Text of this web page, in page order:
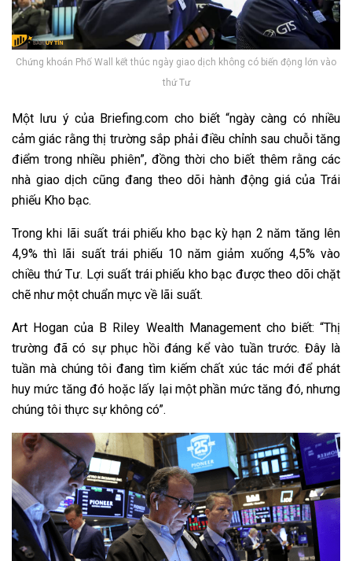
Chứng khoán Phố Wall kết thúc ngày giao dịch không có biến động lớn vào
thứ Tư
Một lưu ý của Briefing.com cho biết “ngày càng có nhiều
cảm giác rằng thị trường sắp phải điều chỉnh sau chuỗi tăng
điểm trong nhiều phiên”, đồng thời cho biết thêm rằng các
nhà giao dịch cũng đang theo dõi hành động giá của Trái
phiếu Kho bạc.
Trong khi lãi suất trái phiếu kho bạc kỳ hạn 2 năm tăng lên
4,9% thì lãi suất trái phiếu 10 năm giảm xuống 4,5% vào
chiều thứ Tư. Lợi suất trái phiếu kho bạc được theo dõi chặt
chẽ như một chuẩn mực về lãi suất.
Art Hogan của B Riley Wealth Management cho biết: “Thị
trường đã có sự phục hồi đáng kể vào tuần trước. Đây là
tuần mà chúng tôi đang tìm kiếm chất xúc tác mới để phát
huy mức tăng đó hoặc lấy lại một phần mức tăng đó, nhưng
chúng tôi thực sự không có”.